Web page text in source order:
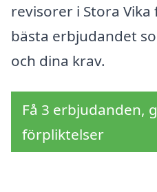
revisorer i Stora
bästa erbjudandet
och dina krav.
Få 3 erbjudanden,
förpliktelser